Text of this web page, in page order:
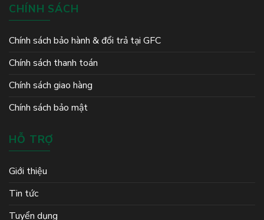
CHÍNH SÁCH
Chính sách bảo hành & đổi trả tại GFC
Chính sách thanh toán
Chính sách giao hàng
Chính sách bảo mật
HỖ TRỢ
Giới thiệu
Tin tức
Tuyển dụng